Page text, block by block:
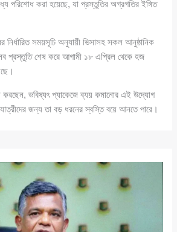
পরিশোধ করা হয়েছে, যা প্রস্তুতির অগ্রগতির ইঙ্গিত
নির্ধারিত সময়সূচি অনুযায়ী ভিসাসহ সকল আনুষ্ঠানিক
প্রস্তুতি শেষ করে আগামী ১৮ এপ্রিল থেকে হজ
করছেন, ভবিষ্যৎ প্যাকেজে ব্যয় কমানোর এই উদ্যোগ
জন্য তা বড় ধরনের স্বস্তি বয়ে আনতে পারে।